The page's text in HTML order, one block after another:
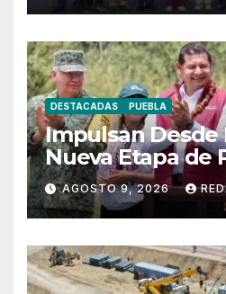
DESTACADAS PUEBLA
Impulsan Desde
Nueva Etapa de
Forestal en
AGOSTO 9, 2026